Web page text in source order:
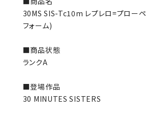
30MS SIS-Tc10m レプレロ=プローペ
フォーム)
■商品状態
ランクA
■登場作品
30 MINUTES SISTERS